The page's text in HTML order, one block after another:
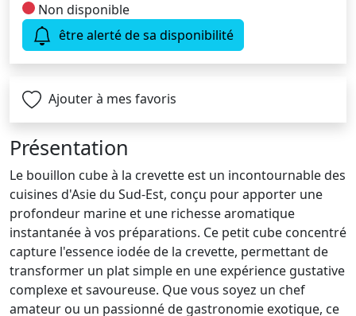
Non disponible
être alerté de sa disponibilité
Ajouter à mes favoris
Présentation
Le bouillon cube à la crevette est un incontournable des
cuisines d'Asie du Sud-Est, conçu pour apporter une
profondeur marine et une richesse aromatique
instantanée à vos préparations. Ce petit cube concentré
capture l'essence iodée de la crevette, permettant de
transformer un plat simple en une expérience gustative
complexe et savoureuse. Que vous soyez un chef
amateur ou un passionné de gastronomie exotique, ce